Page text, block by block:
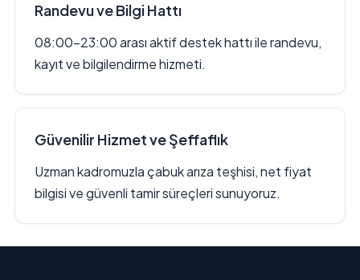
Randevu ve Bilgi Hattı
08:00–23:00 arası aktif destek hattı ile randevu,
kayıt ve bilgilendirme hizmeti.
Güvenilir Hizmet ve Şeffaflık
Uzman kadromuzla çabuk arıza teşhisi, net fiyat
bilgisi ve güvenli tamir süreçleri sunuyoruz.